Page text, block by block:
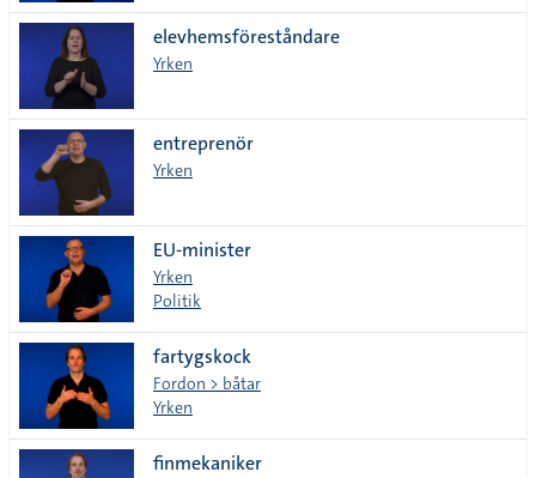
elevhemsföreståndare
Yrken
entreprenör
Yrken
EU-minister
Yrken
Politik
fartygskock
Fordon > båtar
Yrken
finmekaniker